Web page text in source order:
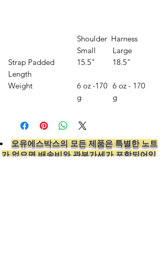
Shoulder Harness
Small
Large
Strap Padded
Length
15.5" 18.5"
Weight
6 oz -170
g
6 oz - 170
g
오유에스박스의 ​모든 제품은 특별한 노트
가 없으면 배송비와 관부가세가 포함되어있